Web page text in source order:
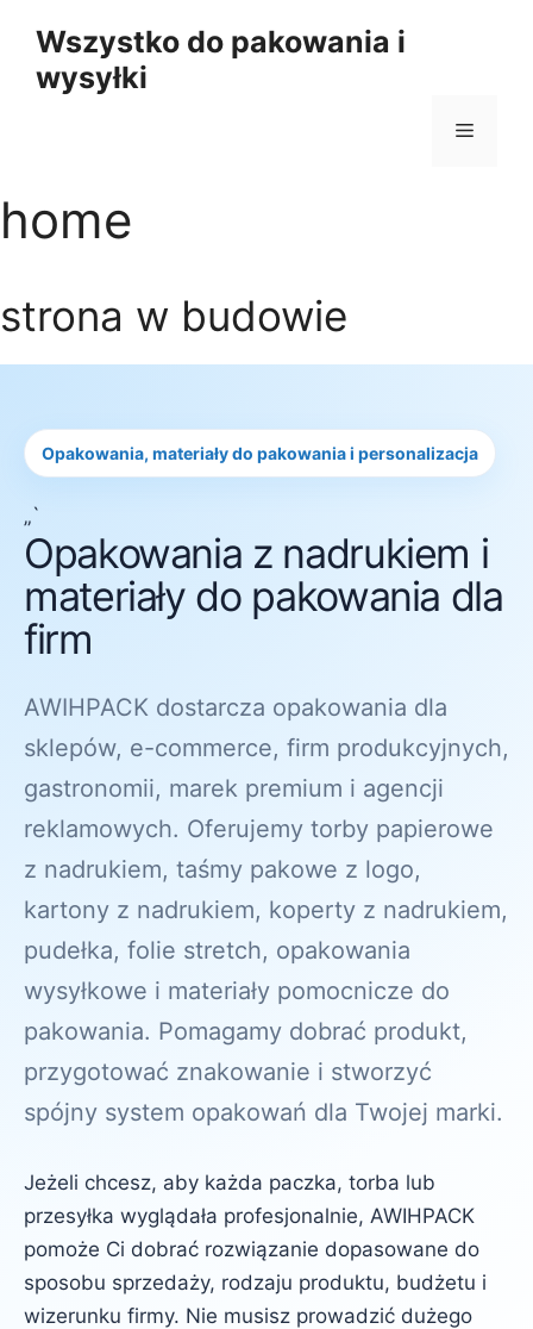
treści
Wszystko do pakowania i
wysyłki
Menu
home
strona w budowie
Opakowania, materiały do pakowania i personalizacja
„`
Opakowania z nadrukiem i
materiały do pakowania dla
firm
AWIHPACK dostarcza opakowania dla
sklepów, e-commerce, firm produkcyjnych,
gastronomii, marek premium i agencji
reklamowych. Oferujemy torby papierowe
z nadrukiem, taśmy pakowe z logo,
kartony z nadrukiem, koperty z nadrukiem,
pudełka, folie stretch, opakowania
wysyłkowe i materiały pomocnicze do
pakowania. Pomagamy dobrać produkt,
przygotować znakowanie i stworzyć
spójny system opakowań dla Twojej marki.
Jeżeli chcesz, aby każda paczka, torba lub
przesyłka wyglądała profesjonalnie, AWIHPACK
pomoże Ci dobrać rozwiązanie dopasowane do
sposobu sprzedaży, rodzaju produktu, budżetu i
wizerunku firmy. Nie musisz prowadzić dużego